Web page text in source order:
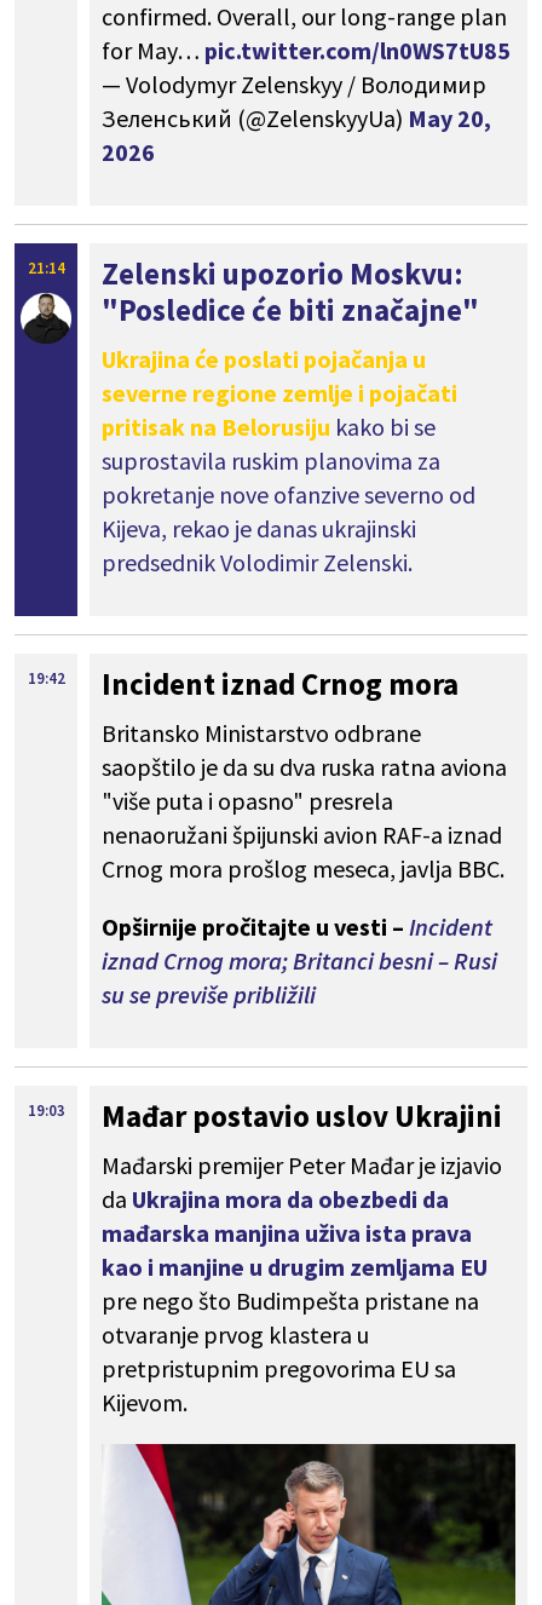
confirmed. Overall, our long-range plan
for May… pic.twitter.com/ln0WS7tU85
— Volodymyr Zelenskyy / Володимир
Зеленський (@ZelenskyyUa) May 20,
2026
21:14
Zelenski upozorio Moskvu:
"Posledice će biti značajne"
Ukrajina će poslati pojačanja u
severne regione zemlje i pojačati
pritisak na Belorusiju kako bi se
suprostavila ruskim planovima za
pokretanje nove ofanzive severno od
Kijeva, rekao je danas ukrajinski
predsednik Volodimir Zelenski.
19:42 Incident iznad Crnog mora
Britansko Ministarstvo odbrane
saopštilo je da su dva ruska ratna aviona
"više puta i opasno" presrela
nenaoružani špijunski avion RAF-a iznad
Crnog mora prošlog meseca, javlja BBC.
Opširnije pročitajte u vesti – Incident
iznad Crnog mora; Britanci besni – Rusi
su se previše približili
19:03 Mađar postavio uslov Ukrajini
Mađarski premijer Peter Mađar je izjavio
da Ukrajina mora da obezbedi da
mađarska manjina uživa ista prava
kao i manjine u drugim zemljama EU
pre nego što Budimpešta pristane na
otvaranje prvog klastera u
pretpristupnim pregovorima EU sa
Kijevom.